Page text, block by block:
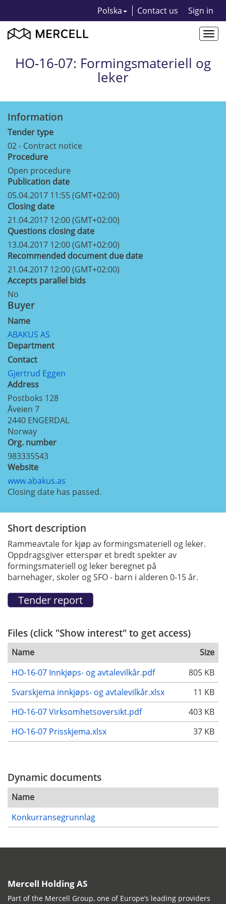
Polska Contact us Sign in
HO-16-07: Formingsmateriell og
leker
Information
Tender type
02 - Contract notice
Procedure
Open procedure
Publication date
05.04.2017 11:55 (GMT+02:00)
Closing date
21.04.2017 12:00 (GMT+02:00)
Questions closing date
13.04.2017 12:00 (GMT+02:00)
Recommended document due date
21.04.2017 12:00 (GMT+02:00)
Accepts parallel bids
No
Buyer
Name
ABAKUS AS
Department
Contact
Gjertrud Eggen
Address
Postboks 128
Åveien 7
2440 ENGERDAL
Norway
Org. number
983335543
Website
www.abakus.as
Closing date has passed.
Short description
Rammeavtale for kjøp av formingsmateriell og leker.
Oppdragsgiver etterspør et bredt spekter av
formingsmateriell og leker beregnet på
barnehager, skoler og SFO - barn i alderen 0-15 år.
Files (click "Show interest" to get access)
Name
Size
HO-16-07 Innkjøps- og avtalevilkår.pdf
805 KB
Svarskjema innkjøps- og avtalevilkår.xlsx
11 KB
HO-16-07 Virksomhetsoversikt.pdf
403 KB
HO-16-07 Prisskjema.xlsx
37 KB
Dynamic documents
Name
Konkurransegrunnlag
Mercell Holding AS
Part of the Mercell Group, one of Europe’s leading providers